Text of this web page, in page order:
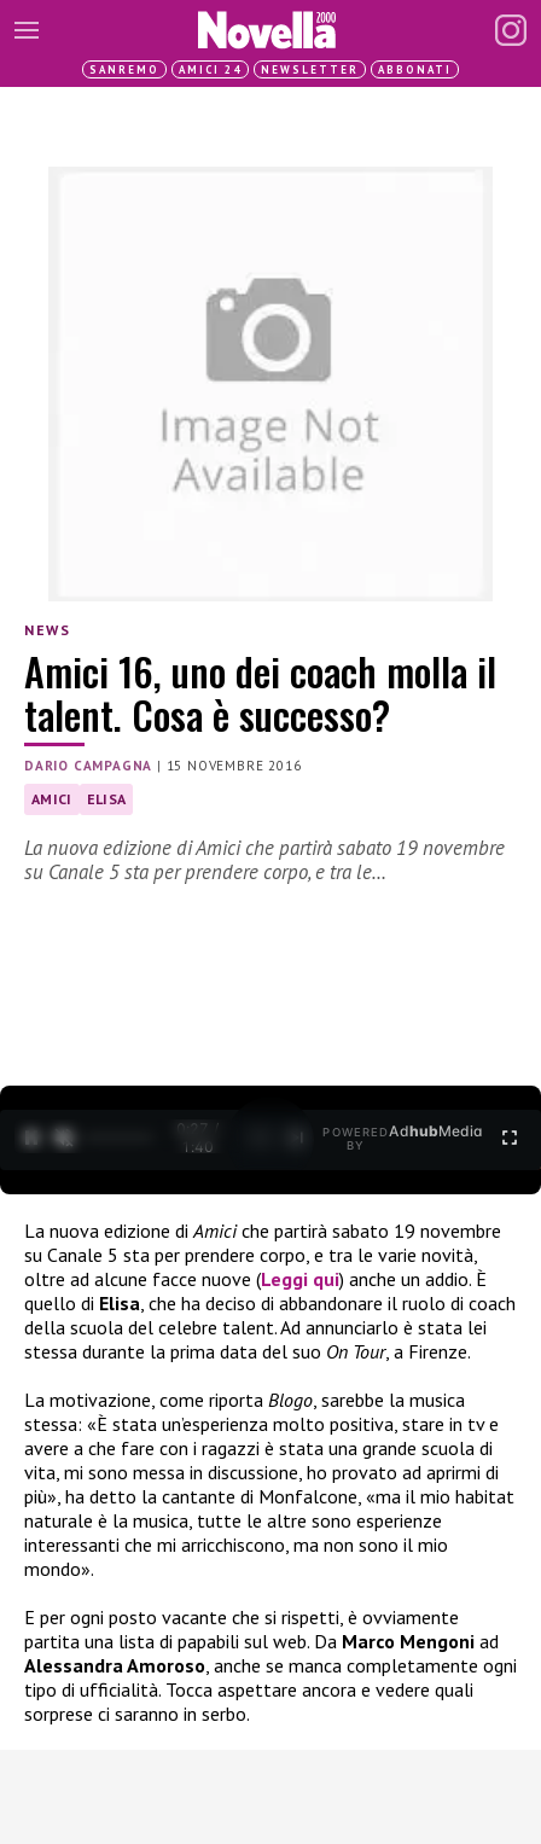
SANREMO AMICI 24 NEWSLETTER ABBONATI
NEWS
Amici 16, uno dei coach molla il
talent. Cosa è successo?
DARIO CAMPAGNA | 15 NOVEMBRE 2016
AMICI ELISA
La nuova edizione di Amici che partirà sabato 19 novembre
su Canale 5 sta per prendere corpo, e tra le…
0:27 /
1:40
POWERED
BY
AdhubMedia
La nuova edizione di Amiciche partirà sabato 19 novembre
su Canale 5 sta per prendere corpo, e tra le varie novità,
oltre ad alcune facce nuove (Leggi qui) anche un addio. È
quello di Elisa , che ha deciso di abbandonare il ruolo di coach
della scuola del celebre talent. Ad annunciarlo è stata lei
stessa durante la prima data del suo On Tour, a Firenze.
La motivazione, come riporta Blogo , sarebbe la musica
stessa: «È stata un’esperienza molto positiva, stare in tv e
avere a che fare con i ragazzi è stata una grande scuola di
vita, mi sono messa in discussione, ho provato ad aprirmi di
più», ha detto la cantante di Monfalcone, «ma il mio habitat
naturale è la musica, tutte le altre sono esperienze
interessanti che mi arricchiscono, ma non sono il mio
mondo».
E per ogni posto vacante che si rispetti, è ovviamente
partita una lista di papabili sul web. Da Marco Mengoni ad
Alessandra Amoroso , anche se manca completamente ogni
tipo di ufficialità. Tocca aspettare ancora e vedere quali
sorprese ci saranno in serbo.